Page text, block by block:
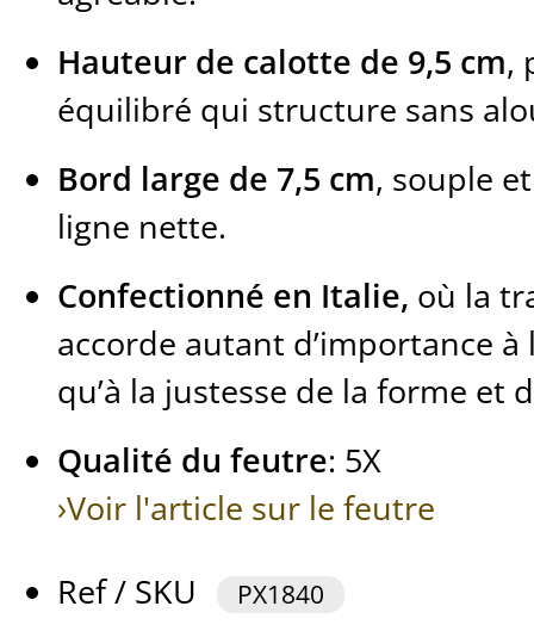
Hauteur de calotte de 9,5 cm,
équilibré qui structure sans
Bord large de 7,5 cm, souple
ligne nette.
Confectionné en Italie, où la
accorde autant d’importance
qu’à la justesse de la forme et
Qualité du feutre: 5X
›Voir l'article sur le feutre
Ref / SKU
PX1840